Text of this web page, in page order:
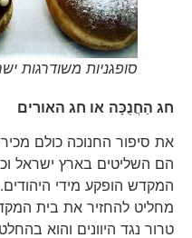
סופגניות משודרגות ישראל 2020 (צילום דניאלה
חג הַחֲנֻכָּה או חג האורים
הם השליטים בארץ ישראל
המקדש הופקע מידי היהודים.
מחליט להחזיר את בית המקדש
טרור נגד היוונים והוא